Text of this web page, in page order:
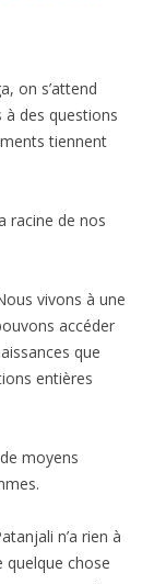
on s’attend
des questions
tiennent
racine de nos
vivons à une
accéder
que
entières
moyens
n’a rien à
quelque chose